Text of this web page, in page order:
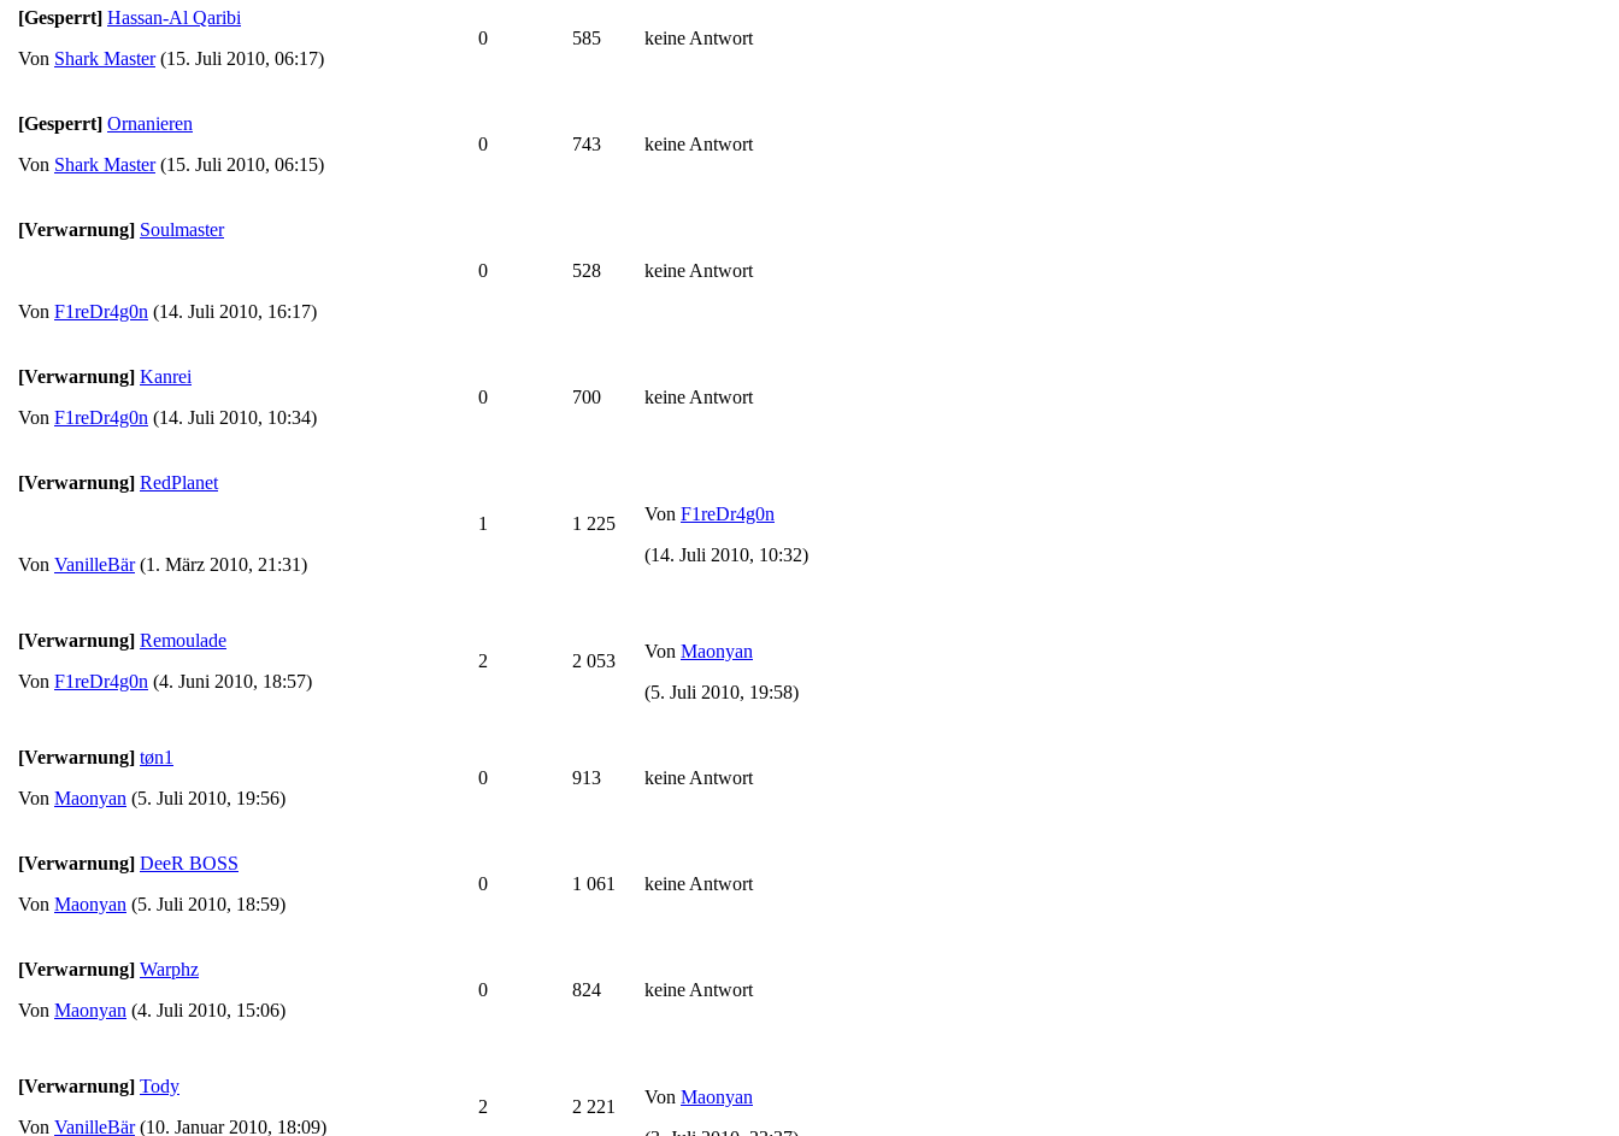
[Gesperrt] Hassan-Al Qaribi
Von Shark Master(15. Juli 2010, 06:17)
0 585 keine Antwort
[Gesperrt] Ornanieren
Von Shark Master(15. Juli 2010, 06:15)
0 743 keine Antwort
[Verwarnung] Soulmaster
Von F1reDr4g0n (14. Juli 2010, 16:17)
0 528 keine Antwort
[Verwarnung] Kanrei
Von F1reDr4g0n (14. Juli 2010, 10:34)
0 700 keine Antwort
[Verwarnung] RedPlanet
Von VanilleBär(1. März 2010, 21:31)
1 1 225 Von F1reDr4g0n
(14. Juli 2010, 10:32)
[Verwarnung] Remoulade
Von F1reDr4g0n (4. Juni 2010, 18:57)
2 2 053 Von Maonyan
(5. Juli 2010, 19:58)
[Verwarnung] tøn1
Von Maonyan (5. Juli 2010, 19:56)
0 913 keine Antwort
[Verwarnung] DeeR BOSS
Von Maonyan (5. Juli 2010, 18:59)
0 1 061 keine Antwort
[Verwarnung] Warphz
Von Maonyan (4. Juli 2010, 15:06)
0 824 keine Antwort
[Verwarnung] Tody
Von VanilleBär(10. Januar 2010, 18:09)
2 2 221 Von Maonyan